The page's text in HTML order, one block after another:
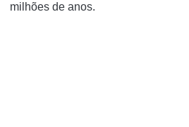
milhões de anos.